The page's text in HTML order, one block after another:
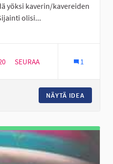
yöksi kaverin/kavereiden
olisi...
Koko Seinäjoki
20 SEURAAJAA
SEURAA 1
NÄYTÄ IDEA